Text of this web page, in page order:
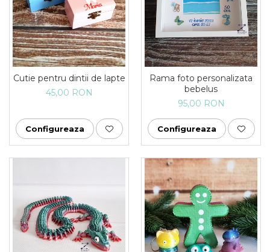
Cutie pentru dintii de lapte
45,00 RON
Configureaza
Rama foto personalizata
bebelus
95,00 RON
Configureaza